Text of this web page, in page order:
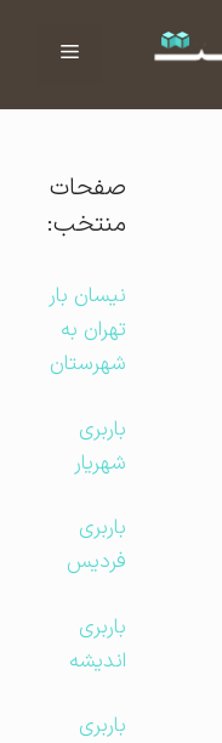
فهرست
صفحات
منتخب:
نیسان بار
تهران به
شهرستان
باربری
شهریار
باربری
فردیس
باربری
اندیشه
باربری